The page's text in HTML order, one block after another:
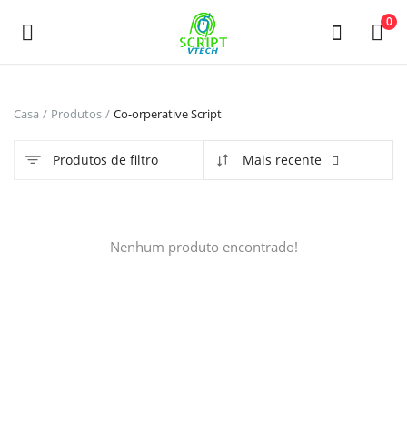
Powered by 0
Venda
Casa Produtos Co-orperative Script
Produtos de filtro Mais recente
Nenhum produto encontrado!